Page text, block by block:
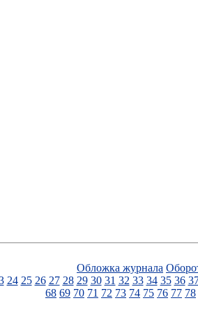
Обложка журнала
24 25 26 27 28 29 30 31 32 33 34 35 36
68 69 70 71 72 73 74 75 76 77 78